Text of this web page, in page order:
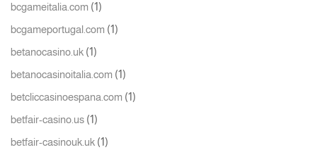
bcgameitalia.com (1)
bcgameportugal.com (1)
betanocasino.uk (1)
betanocasinoitalia.com (1)
betcliccasinoespana.com (1)
betfair-casino.us (1)
betfair-casinouk.uk (1)